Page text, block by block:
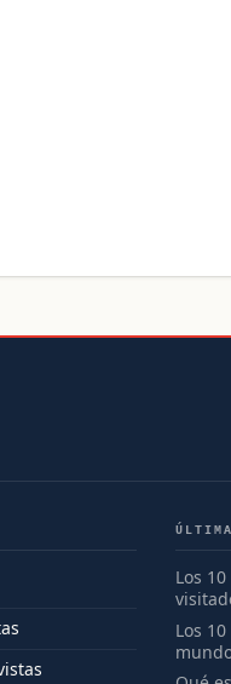
Los
Los